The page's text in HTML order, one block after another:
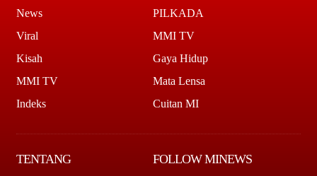
News
Viral
Kisah
MMI TV
Indeks
PILKADA
MMI TV
Gaya Hidup
Mata Lensa
Cuitan MI
TENTANG FOLLOW MINEWS